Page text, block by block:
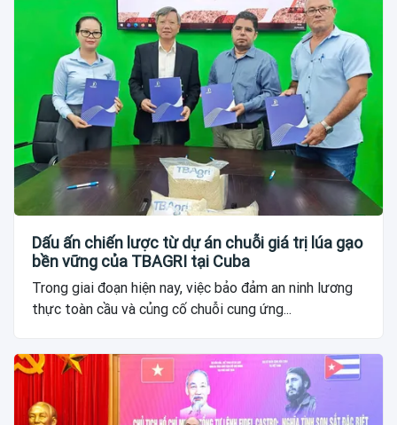
Dấu ấn chiến lược từ dự án chuỗi giá trị lúa gạo
bền vững của TBAGRI tại Cuba
Trong giai đoạn hiện nay, việc bảo đảm an ninh lương
thực toàn cầu và củng cố chuỗi cung ứng...